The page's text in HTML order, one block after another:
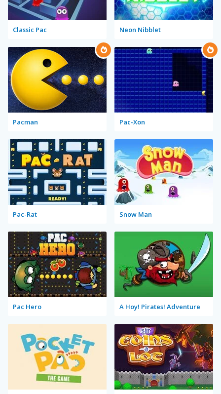
Classic Pac Neon Nibblet
Pacman Pac-Xon
Pac-Rat Snow Man
Pac Hero A Hoy! Pirates! Adventure